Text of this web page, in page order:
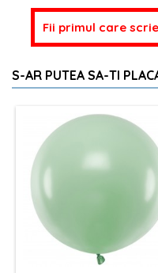
Fii primul care
S-AR PUTEA SA-TI